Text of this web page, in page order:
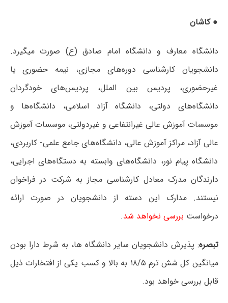
● کاشان
دانشگاه معارف و دانشگاه امام صادق (ع) صورت میگیرد.
دانشجویان کارشناسی دوره‌های مجازی، نیمه حضوری یا
غیرحضوری، پردیس بین الملل، پردیس‌های خودگردان
دانشگاه‌های دولتی، دانشگاه آزاد اسلامی، دانشگاه‌ها و
موسسات آموزش عالی غیرانتفاعی و غیردولتی، موسسات آموزش
عالی آزاد، مراکز آموزش عالی، دانشگاه‌های جامع علمی- کاربردی،
دانشگاه پیام نور، دانشگاه‌های وابسته به دستگاه‌های اجرایی،
دارندگان مدرک معادل کارشناسی مجاز به شرکت در فراخوان
نیستند. مدارک این دسته از دانشجویان در صورت ارائه
درخواست بررسی نخواهد شد.
تبصره: پذیرش دانشجویان سایر دانشگاه ها، به شرط دارا بودن
میانگین کل شش ترم ۱۸/۵ به بالا و کسب یکی از افتخارات ذیل
قابل بررسی خواهد بود.